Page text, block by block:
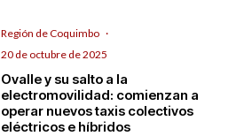
Región de Coquimbo ·
20 de octubre de 2025
Ovalle y su salto a la
electromovilidad: comienzan a
operar nuevos taxis colectivos
eléctricos e híbridos